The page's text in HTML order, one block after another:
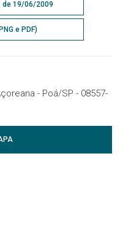
de 19/06/2009
e PDF)
- Poá/SP - 08557-